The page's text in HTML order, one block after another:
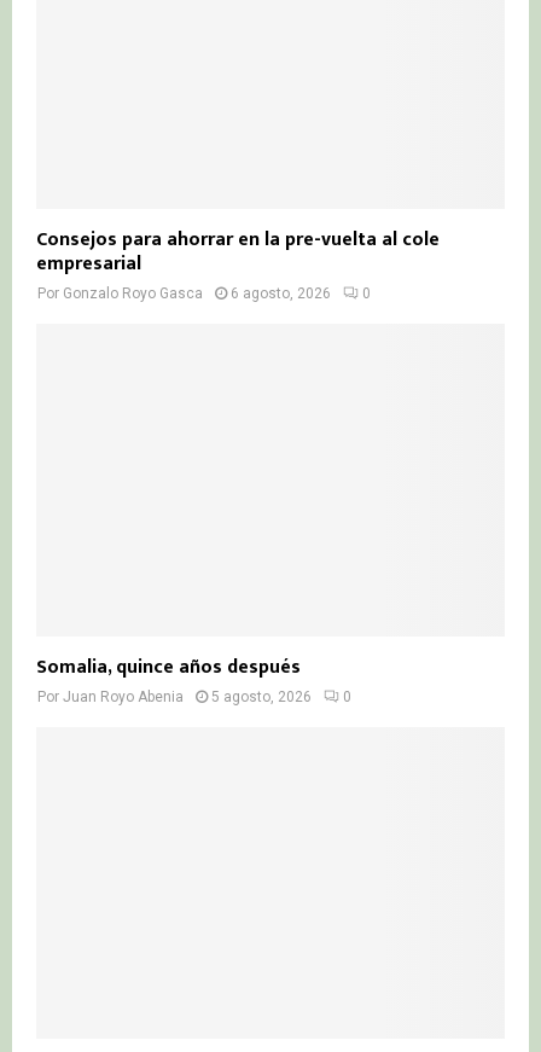
Consejos para ahorrar en la pre-vuelta al cole
empresarial
Por Gonzalo Royo Gasca 6 agosto, 2026 0
Somalia, quince años después
Por Juan Royo Abenia 5 agosto, 2026 0